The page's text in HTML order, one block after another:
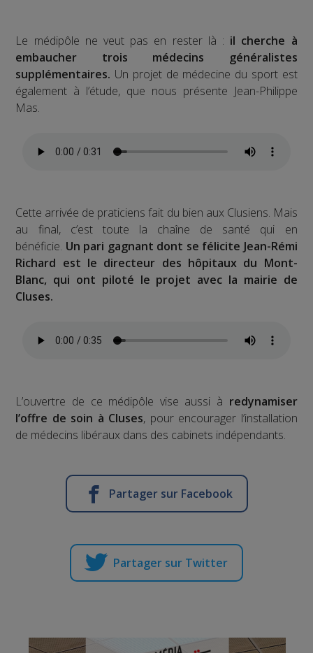
Le médipôle ne veut pas en rester là : il cherche à
embaucher trois médecins généralistes
supplémentaires. Un projet de médecine du sport est
également à l’étude, que nous présente Jean-Philippe
Mas.
Cette arrivée de praticiens fait du bien aux Clusiens. Mais
au final, c’est toute la chaîne de santé qui en
bénéficie. Un pari gagnant dont se félicite Jean-Rémi
Richard est le directeur des hôpitaux du Mont-
Blanc, qui ont piloté le projet avec la mairie de
Cluses.
L’ouvertre de ce médipôle vise aussi à redynamiser
l’offre de soin à Cluses, pour encourager l’installation
de médecins libéraux dans des cabinets indépendants.
Partager sur Facebook
Partager sur Twitter